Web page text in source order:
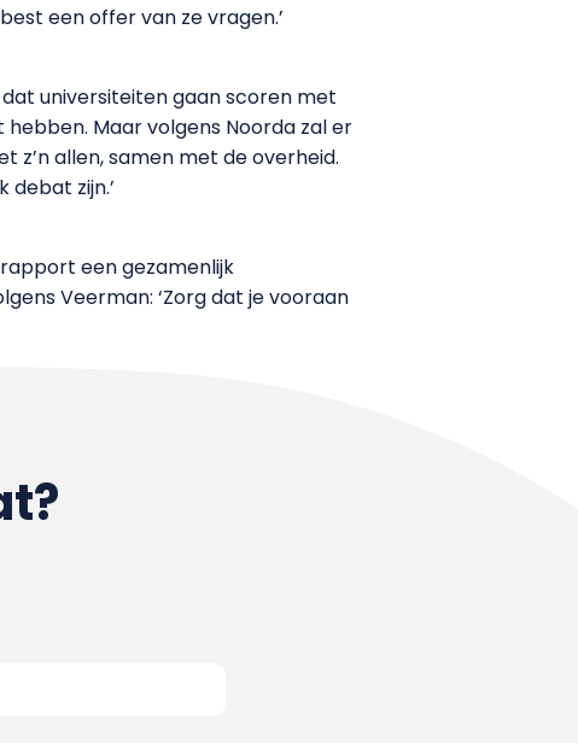
een offer van ze vragen.’
universiteiten gaan scoren met
Maar volgens Noorda zal er
z’n allen, samen met de overheid.
zijn.’
een gezamenlijk
Veerman: ‘Zorg dat je vooraan